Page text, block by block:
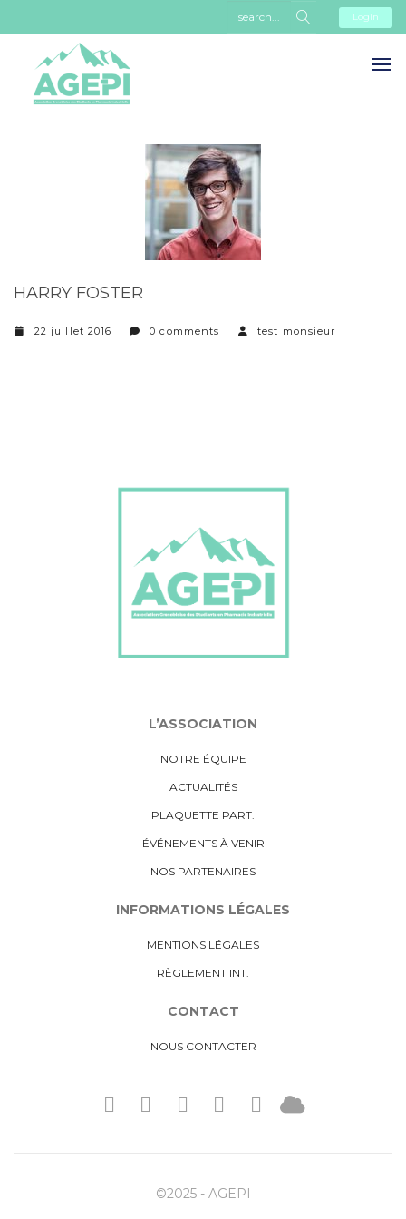
Login
HARRY FOSTER
22 juillet 2016 0 comments test monsieur
L’ASSOCIATION
NOTRE ÉQUIPE
ACTUALITÉS
PLAQUETTE PART.
ÉVÉNEMENTS À VENIR
NOS PARTENAIRES
INFORMATIONS LÉGALES
MENTIONS LÉGALES
RÈGLEMENT INT.
CONTACT
NOUS CONTACTER
©2025 - AGEPI